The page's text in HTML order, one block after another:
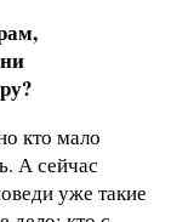
кто мало
А сейчас
уже такие